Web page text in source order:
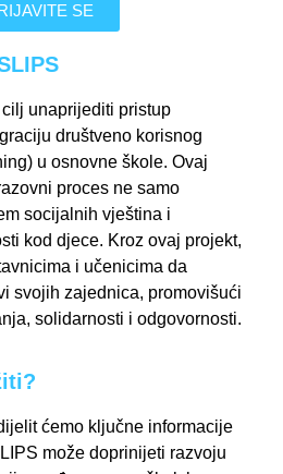
SE
unaprijediti pristup
društveno korisnog
u osnovne škole. Ovaj
proces ne samo
socijalnih vještina i
kod djece. Kroz ovaj projekt,
i učenicima da
svojih zajednica, promovišući
solidarnosti i odgovornosti.
ćemo ključne informacije
može doprinijeti razvoju